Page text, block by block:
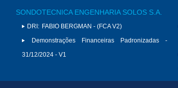
SONDOTECNICA ENGENHARIA SOLOS S.A.
DRI: FABIO BERGMAN - (FCA V2)
Demonstrações Financeiras Padronizadas -
31/12/2024 - V1